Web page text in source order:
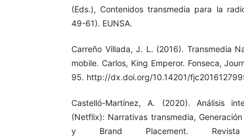
(Eds.), Contenidos transmedia para la
49-61). EUNSA.
Carreño Villada, J. L. (2016). Transmedia
mobile. Carlos, King Emperor. Fonseca,
95. http://dx.doi.org/10.14201/
Castelló-Martínez, A. (2020). Análisis
(Netflix): Narrativas transmedia,
y Brand Placement. Revista